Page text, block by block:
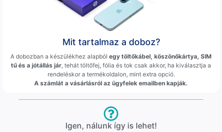
Mit tartalmaz a doboz?
A dobozban a készülékhez alapból egy töltőkábel, köszönőkártya, SIM
tű és a jótállás jár , tehát töltőfej, fólia és tok csak akkor, ha kiválasztja a
rendeléskor a termékoldalon, mint extra opció.
A számlát a vásárlásról az ügyfelek emailben kapják.
Igen, nálunk így is lehet!